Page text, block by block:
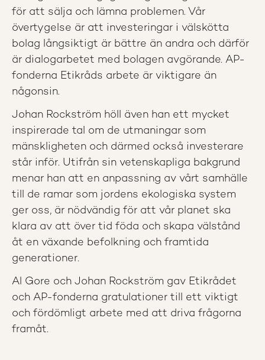
för att sälja och lämna problemen. Vår
övertygelse är att investeringar i välskötta
bolag långsiktigt är bättre än andra och därför
är dialogarbetet med bolagen avgörande. AP-
fonderna Etikråds arbete är viktigare än
någonsin.
Johan Rockström höll även han ett mycket
inspirerade tal om de utmaningar som
mänskligheten och därmed också investerare
står inför. Utifrån sin vetenskapliga bakgrund
menar han att en anpassning av vårt samhälle
till de ramar som jordens ekologiska system
ger oss, är nödvändig för att vår planet ska
klara av att över tid föda och skapa välstånd
åt en växande befolkning och framtida
generationer.
Al Gore och Johan Rockström gav Etikrådet
och AP-fonderna gratulationer till ett viktigt
och fördömligt arbete med att driva frågorna
framåt.